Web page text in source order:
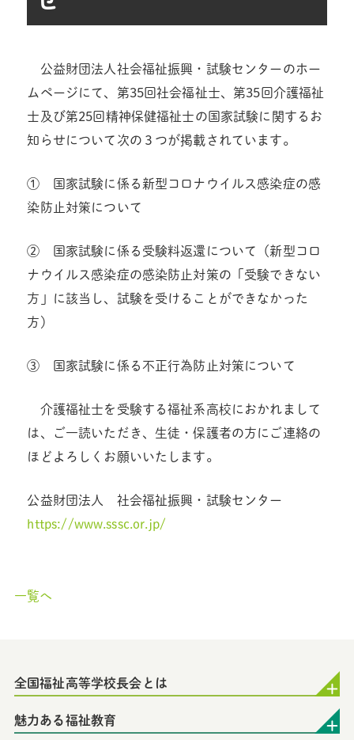
公益財団法人社会福祉振興・試験センターのホー
ムページにて、第35回社会福祉士、第35回介護福祉
士及び第25回精神保健福祉士の国家試験に関するお
知らせについて次の３つが掲載されています。
① 国家試験に係る新型コロナウイルス感染症の感
染防止対策について
② 国家試験に係る受験料返還について（新型コロ
ナウイルス感染症の感染防止対策の「受験できない
方」に該当し、試験を受けることができなかった
方）
③ 国家試験に係る不正行為防止対策について
介護福祉士を受験する福祉系高校におかれまして
は、ご一読いただき、生徒・保護者の方にご連絡の
ほどよろしくお願いいたします。
公益財団法人 社会福祉振興・試験センター
https://www.sssc.or.jp/
一覧へ
全国福祉高等学校長会とは
魅力ある福祉教育